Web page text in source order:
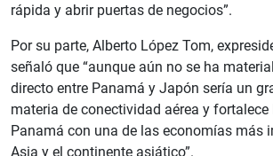
rápida y abrir puertas de negocios”.
Por su parte, Alberto López Tom,
señaló que “aunque aún no se ha
directo entre Panamá y Japón sería un
materia de conectividad aérea y
Panamá con una de las economías más
Asia y el continente asiático”.